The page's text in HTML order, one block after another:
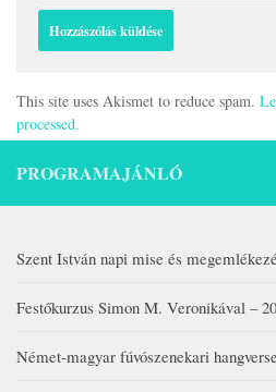
This site uses Akismet to reduce spam.
processed.
PROGRAMAJÁNLÓ
Szent István napi mise és
Festőkurzus Simon M. Veronikával –
Német-magyar fúvószenekari